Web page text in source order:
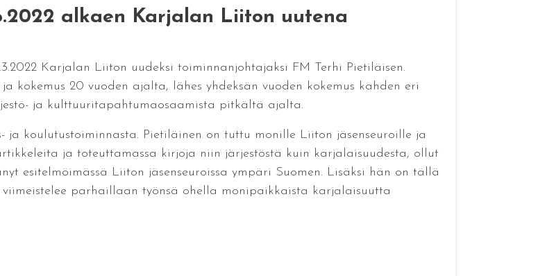
alkaen Karjalan Liiton uutena
Karjalan Liiton uudeksi toiminnanjohtajaksi FM Terhi Pietiläisen.
kokemus 20 vuoden ajalta, lähes yhdeksän vuoden kokemus kahden eri
ja kulttuuritapahtumaosaamista pitkältä ajalta.
ja koulutustoiminnasta. Pietiläinen on tuttu monille Liiton jäsenseuroille ja
ja toteuttamassa kirjoja niin järjestöstä kuin karjalaisuudesta, ollut
esitelmöimässä Liiton jäsenseuroissa ympäri Suomen. Lisäksi hän on tällä
parhaillaan työnsä ohella monipaikkaista karjalaisuutta